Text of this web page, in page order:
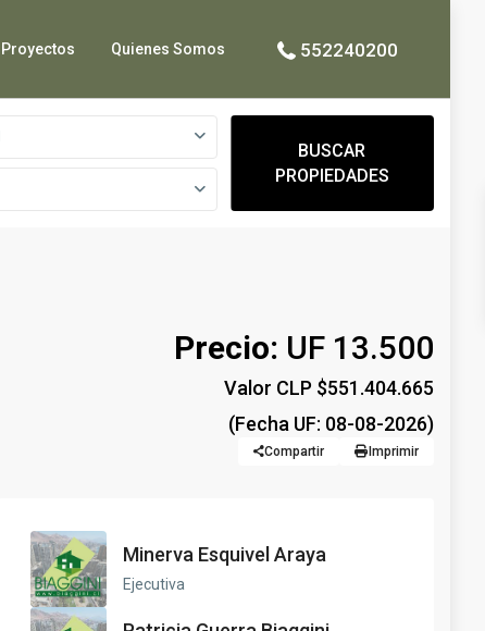
Proyectos Quienes Somos 552240200
BUSCAR
PROPIEDADES
Precio: UF 13.500
Valor CLP $551.404.665
(Fecha UF: 08-08-2026)
Compartir Imprimir
Minerva Esquivel Araya
Ejecutiva